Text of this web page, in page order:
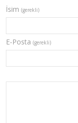
İsim (gerekli)
E-Posta (gerekli)